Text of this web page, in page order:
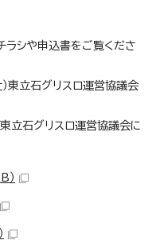
ラシや申込書をご覧くださ
東立石グリスロ運営協議会
立石グリスロ運営協議会に
）